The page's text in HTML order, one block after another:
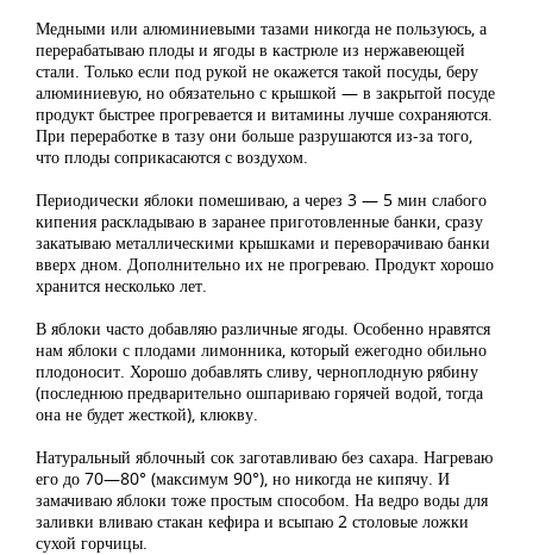
Медными или алюминиевыми тазами никогда не пользуюсь, а
перерабатываю плоды и ягоды в кастрюле из нержавеющей
стали. Только если под рукой не окажется такой посуды, беру
алюминиевую, но обязательно с крышкой — в закрытой посуде
продукт быстрее прогревается и витамины лучше сохраняются.
При переработке в тазу они больше разрушаются из-за того,
что плоды соприкасаются с воздухом.
Периодически яблоки помешиваю, а через 3 — 5 мин слабого
кипения раскладываю в заранее приготовленные банки, сразу
закатываю металлическими крышками и переворачиваю банки
вверх дном. Дополнительно их не прогреваю. Продукт хорошо
хранится несколько лет.
В яблоки часто добавляю различные ягоды. Особенно нравятся
нам яблоки с плодами лимонника, который ежегодно обильно
плодоносит. Хорошо добавлять сливу, черноплодную рябину
(последнюю предварительно ошпариваю горячей водой, тогда
она не будет жесткой), клюкву.
Натуральный яблочный сок заготавливаю без сахара. Нагреваю
его до 70—80° (максимум 90°), но никогда не кипячу. И
замачиваю яблоки тоже простым способом. На ведро воды для
заливки вливаю стакан кефира и всыпаю 2 столовые ложки
сухой горчицы.